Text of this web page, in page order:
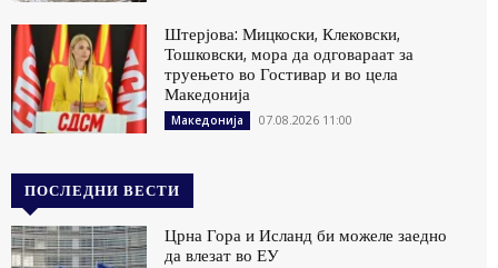
Штерјова: Мицкоски, Клековски,
Тошковски, мора да одговараат за
труењето во Гостивар и во цела
Македонија
Македонија 07.08.2026 11:00
ПОСЛЕДНИ ВЕСТИ
Црна Гора и Исланд би можеле заедно
да влезат во ЕУ